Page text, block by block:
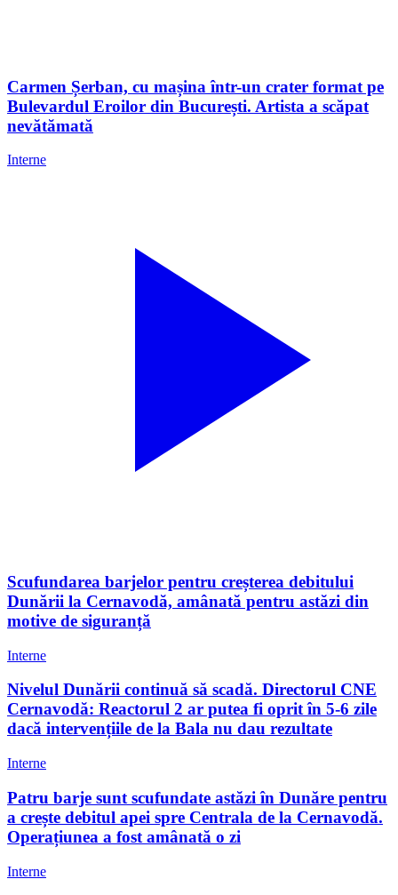
Carmen Șerban, cu mașina într-un crater format pe
Bulevardul Eroilor din București. Artista a scăpat
nevătămată
Interne
Scufundarea barjelor pentru creșterea debitului
Dunării la Cernavodă, amânată pentru astăzi din
motive de siguranță
Interne
Nivelul Dunării continuă să scadă. Directorul CNE
Cernavodă: Reactorul 2 ar putea fi oprit în 5-6 zile
dacă intervențiile de la Bala nu dau rezultate
Interne
Patru barje sunt scufundate astăzi în Dunăre pentru
a crește debitul apei spre Centrala de la Cernavodă.
Operațiunea a fost amânată o zi
Interne